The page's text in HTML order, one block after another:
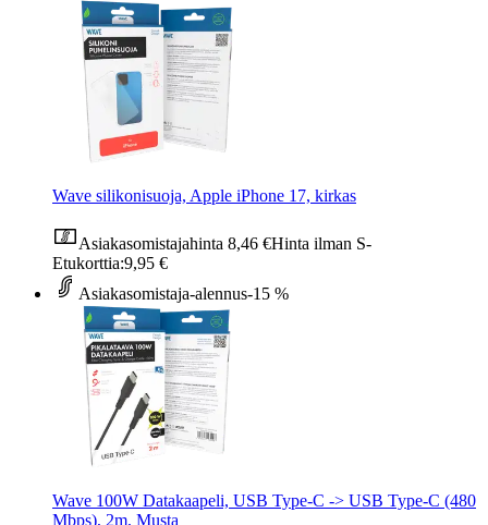
Wave silikonisuoja, Apple iPhone 17, kirkas
Asiakasomistajahinta 8,46 €Hinta ilman S-
Etukorttia:9,95 €
Asiakasomistaja-alennus-15 %
Wave 100W Datakaapeli, USB Type-C -> USB Type-C (480
Mbps), 2m, Musta